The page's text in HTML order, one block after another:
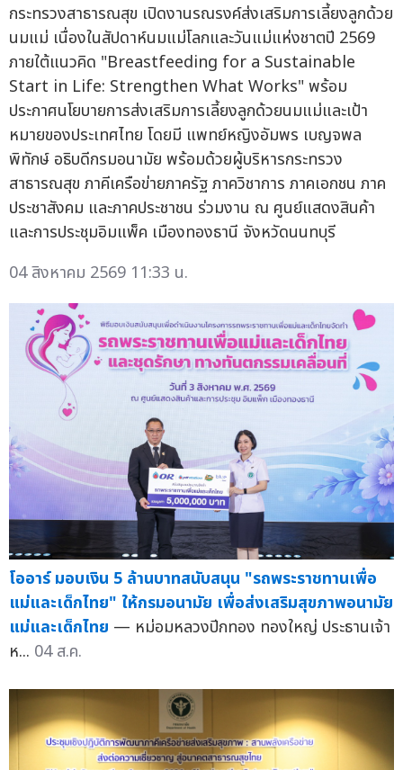
กระทรวงสาธารณสุข เปิดงานรณรงค์ส่งเสริมการเลี้ยงลูกด้วย
นมแม่ เนื่องในสัปดาห์นมแม่โลกและวันแม่แห่งชาตปี 2569
ภายใต้แนวคิด "Breastfeeding for a Sustainable
Start in Life: Strengthen What Works" พร้อม
ประกาศนโยบายการส่งเสริมการเลี้ยงลูกด้วยนมแม่และเป้า
หมายของประเทศไทย โดยมี แพทย์หญิงอัมพร เบญจพล
พิทักษ์ อธิบดีกรมอนามัย พร้อมด้วยผู้บริหารกระทรวง
สาธารณสุข ภาคีเครือข่ายภาครัฐ ภาควิชาการ ภาคเอกชน ภาค
ประชาสังคม และภาคประชาชน ร่วมงาน ณ ศูนย์แสดงสินค้า
และการประชุมอิมแพ็ค เมืองทองธานี จังหวัดนนทบุรี
04 สิงหาคม 2569 11:33 น.
โออาร์ มอบเงิน 5 ล้านบาทสนับสนุน "รถพระราชทานเพื่อ
แม่และเด็กไทย" ให้กรมอนามัย เพื่อส่งเสริมสุขภาพอนามัย
แม่และเด็กไทย — หม่อมหลวงปีกทอง ทองใหญ่ ประธานเจ้า
ห... 04 ส.ค.